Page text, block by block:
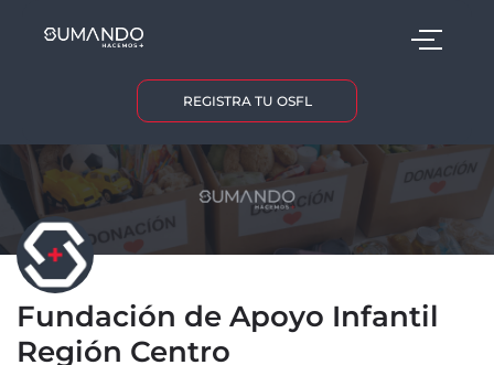
REGISTRA TU OSFL
Fundación de Apoyo Infantil
Región Centro